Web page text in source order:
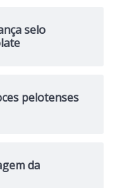
selo
pelotenses
da